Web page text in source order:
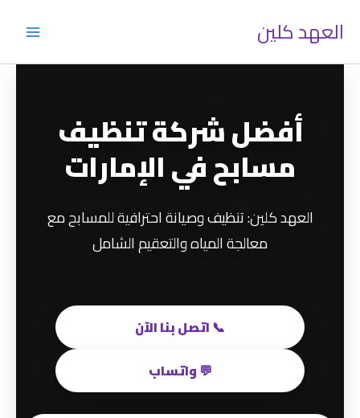
العهد كلين
أفضل شركة تنظيف
مسابح في الإمارات
العهد كلين: تنظيف وصيانة احترافية للمسابح مع
معالجة المياه والتعقيم الشامل
📞 اتصل بنا الآن
💬 واتساب